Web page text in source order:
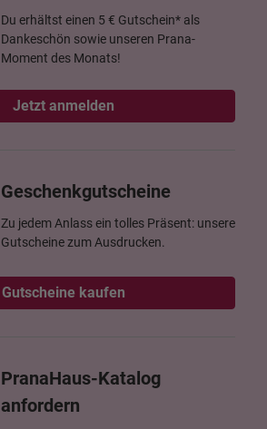
Du erhältst einen 5 € Gutschein* als
Dankeschön sowie unseren Prana-
Moment des Monats!
Jetzt anmelden
Geschenkgutscheine
Zu jedem Anlass ein tolles Präsent: unsere
Gutscheine zum Ausdrucken.
Gutscheine kaufen
PranaHaus-Katalog
anfordern